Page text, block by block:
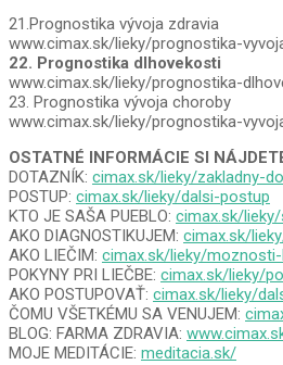
21.Prognostika vývoja zdravia
www.cimax.sk/lieky/prognostika-
22. Prognostika dlhovekosti
www.cimax.sk/lieky/prognostika-
23. Prognostika vývoja choroby
www.cimax.sk/lieky/prognostika-
OSTATNÉ INFORMÁCIE SI
DOTAZNÍK: cimax.sk/lieky/zakladny-
POSTUP: cimax.sk/lieky/dalsi-postup
KTO JE SAŠA PUEBLO: cimax.sk/
AKO DIAGNOSTIKUJEM: cimax.sk/
AKO LIEČIM: cimax.sk/lieky/
POKYNY PRI LIEČBE: cimax.sk/lieky/
AKO POSTUPOVAŤ: cimax.sk/lieky/
ČOMU VŠETKÉMU SA VENUJEM:
BLOG: FARMA ZDRAVIA:
MOJE MEDITÁCIE: meditacia.sk/